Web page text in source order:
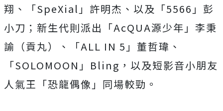
翔、「SpeXial」 許明杰、以及「5566」彭
小刀；新生代則派出「AcQUA源少年」李秉
諭（貢丸）、「ALL IN 5」董哲瑋、
「SOLOMOON」Bling， 以及短影音小朋友
人氣王「恐龍偶像」同場較勁。